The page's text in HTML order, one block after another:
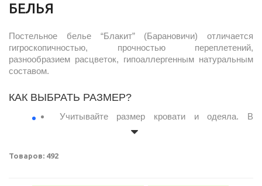
БЕЛЬЯ
Постельное белье “Блакит” (Барановичи) отличается
гигроскопичностью, прочностью переплетений,
разнообразием расцветок, гипоаллергенным натуральным
составом.
КАК ВЫБРАТЬ РАЗМЕР?
Учитывайте размер кровати и одеяла. В
“Дуэт” (“Семейный”)
размер простыни и пододеяльника.
Товаров: 492